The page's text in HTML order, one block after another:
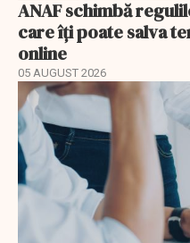
ANAF schimbă
care îți poate salva
online
05 AUGUST 2026